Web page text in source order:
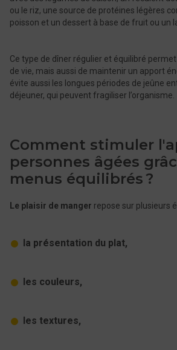
ou le riz, une source de protéines légères
poisson et un dessert à base de fruit ou un
Ce type de dîner régulier et équilibré
de vie, mais aussi de maintenir un apport
évite aussi les longues périodes de jeûne
déjeuner, qui peuvent fragiliser l’organisme.
Comment stimuler
personnes âgées
menus équilibrés ?
Le plaisir de manger repose sur plusieurs
la présentation du plat,
les couleurs,
les textures,